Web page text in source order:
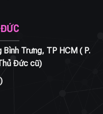
Bình Trưng, TP HCM ( P.
Đức cũ)